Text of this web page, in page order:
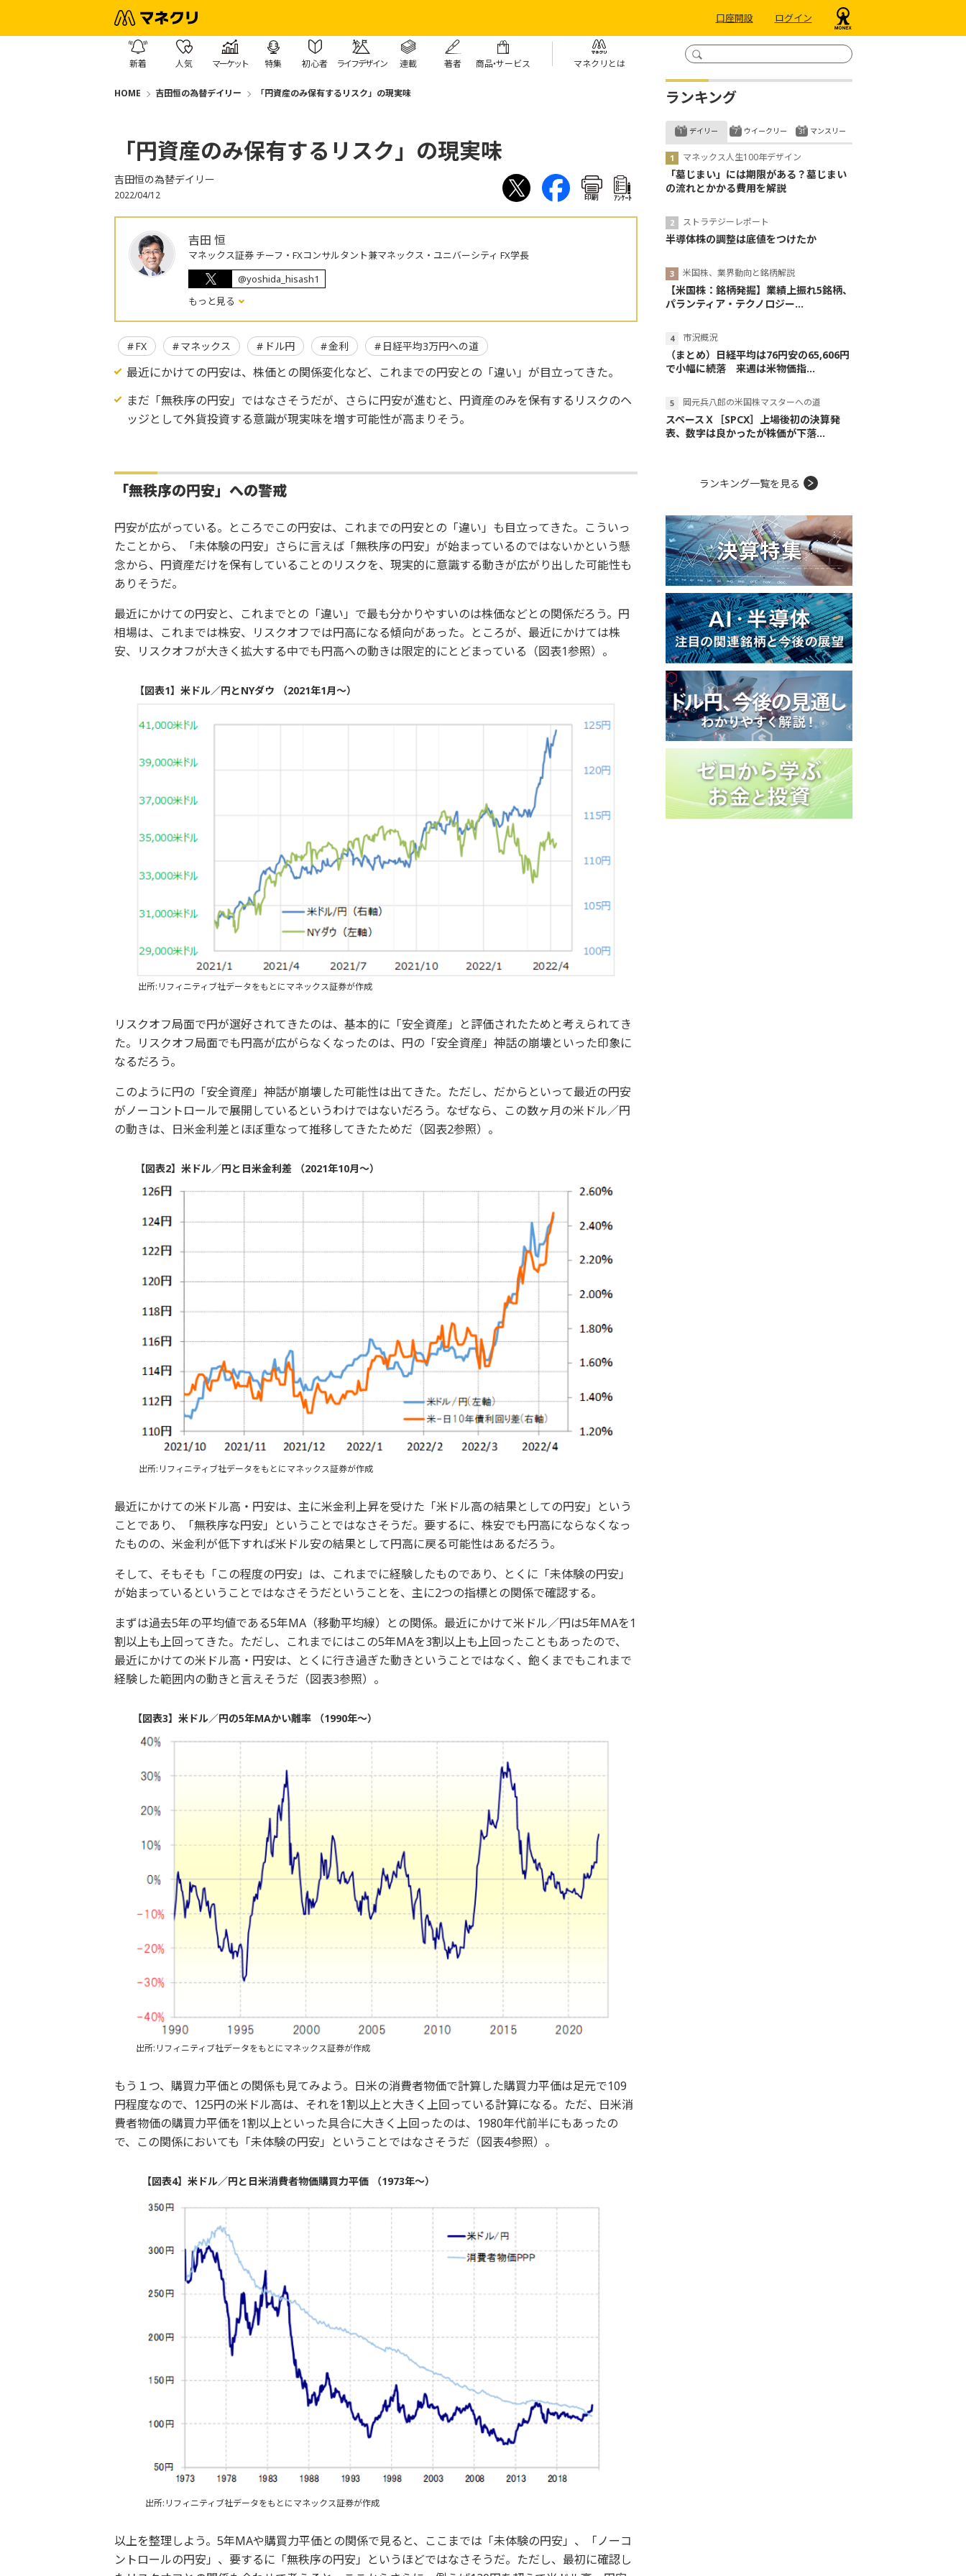
口座開設 ログイン
新着 人気 マーケット 特集 初心者 ライフデザイン 連載 著者 商品・サービス マネクリとは
HOME 吉田恒の為替デイリー 「円資産のみ保有するリスク」の現実味
「円資産のみ保有するリスク」の現実味
吉田恒の為替デイリー
2022/04/12 印刷 ｱﾝｹｰﾄ
吉田 恒
マネックス証券 チーフ・FXコンサルタント兼マネックス・ユニバーシティ FX学長
@yoshida_hisash1
もっと見る
FX マネックス ドル円 金利 日経平均3万円への道
最近にかけての円安は、株価との関係変化など、これまでの円安との「違い」が目立ってきた。
まだ「無秩序の円安」ではなさそうだが、さらに円安が進むと、円資産のみを保有するリスクのヘ
ッジとして外貨投資する意識が現実味を増す可能性が高まりそう。
「無秩序の円安」への警戒
円安が広がっている。ところでこの円安は、これまでの円安との「違い」も目立ってきた。こういっ
たことから、「未体験の円安」さらに言えば「無秩序の円安」が始まっているのではないかという懸
念から、円資産だけを保有していることのリスクを、現実的に意識する動きが広がり出した可能性も
ありそうだ。
最近にかけての円安と、これまでとの「違い」で最も分かりやすいのは株価などとの関係だろう。円
相場は、これまでは株安、リスクオフでは円高になる傾向があった。ところが、最近にかけては株
安、リスクオフが大きく拡大する中でも円高への動きは限定的にとどまっている（図表1参照）。
【図表1】米ドル／円とNYダウ （2021年1月～）
出所:リフィニティブ社データをもとにマネックス証券が作成
リスクオフ局面で円が選好されてきたのは、基本的に「安全資産」と評価されたためと考えられてき
た。リスクオフ局面でも円高が広がらなくなったのは、円の「安全資産」神話の崩壊といった印象に
なるだろう。
このように円の「安全資産」神話が崩壊した可能性は出てきた。ただし、だからといって最近の円安
がノーコントロールで展開しているというわけではないだろう。なぜなら、この数ヶ月の米ドル／円
の動きは、日米金利差とほぼ重なって推移してきたためだ（図表2参照）。
【図表2】米ドル／円と日米金利差 （2021年10月～）
出所:リフィニティブ社データをもとにマネックス証券が作成
最近にかけての米ドル高・円安は、主に米金利上昇を受けた「米ドル高の結果としての円安」という
ことであり、「無秩序な円安」ということではなさそうだ。要するに、株安でも円高にならなくなっ
たものの、米金利が低下すれば米ドル安の結果として円高に戻る可能性はあるだろう。
そして、そもそも「この程度の円安」は、これまでに経験したものであり、とくに「未体験の円安」
が始まっているということではなさそうだということを、主に2つの指標との関係で確認する。
まずは過去5年の平均値である5年MA（移動平均線）との関係。最近にかけて米ドル／円は5年MAを1
割以上も上回ってきた。ただし、これまでにはこの5年MAを3割以上も上回ったこともあったので、
最近にかけての米ドル高・円安は、とくに行き過ぎた動きということではなく、飽くまでもこれまで
経験した範囲内の動きと言えそうだ（図表3参照）。
【図表3】米ドル／円の5年MAかい離率 （1990年～）
出所:リフィニティブ社データをもとにマネックス証券が作成
もう１つ、購買力平価との関係も見てみよう。日米の消費者物価で計算した購買力平価は足元で109
円程度なので、125円の米ドル高は、それを1割以上と大きく上回っている計算になる。ただ、日米消
費者物価の購買力平価を1割以上といった具合に大きく上回ったのは、1980年代前半にもあったの
で、この関係においても「未体験の円安」ということではなさそうだ（図表4参照）。
【図表4】米ドル／円と日米消費者物価購買力平価 （1973年～）
出所:リフィニティブ社データをもとにマネックス証券が作成
以上を整理しよう。5年MAや購買力平価との関係で見ると、ここまでは「未体験の円安」、「ノーコ
ントロールの円安」、要するに「無秩序の円安」というほどではなさそうだ。ただし、最初に確認し
ランキング
デイリー
マネックス人生100年デザイン
「墓じまい」には期限がある？墓じまい
の流れとかかる費用を解説
ストラテジーレポート
半導体株の調整は底値をつけたか
米国株、業界動向と銘柄解説
【米国株：銘柄発掘】業績上振れ5銘柄、
パランティア・テクノロジー...
市況概況
（まとめ）日経平均は76円安の65,606円
で小幅に続落 来週は米物価指...
岡元兵八郎の米国株マスターへの道
スペースＸ［SPCX］上場後初の決算発
表、数字は良かったが株価が下落...
ウイークリー マンスリー
ランキング一覧を見る